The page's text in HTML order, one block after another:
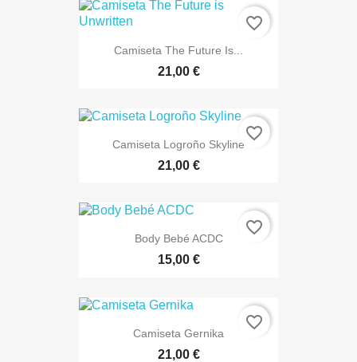
Camiseta The Future Is...
21,00 €
favorite_border
Camiseta Logroño Skyline
21,00 €
favorite_border
Body Bebé ACDC
15,00 €
favorite_border
Camiseta Gernika
21,00 €
favorite_border